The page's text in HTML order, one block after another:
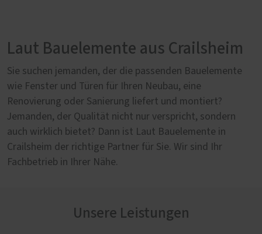
Laut Bauelemente aus Crailsheim
Sie suchen jemanden, der die passenden Bauelemente
wie Fenster und Türen für Ihren Neubau, eine
Renovierung oder Sanierung liefert und montiert?
Jemanden, der Qualität nicht nur verspricht, sondern
auch wirklich bietet? Dann ist Laut Bauelemente in
Crailsheim der richtige Partner für Sie. Wir sind Ihr
Fachbetrieb in Ihrer Nähe.
Unsere Leistungen